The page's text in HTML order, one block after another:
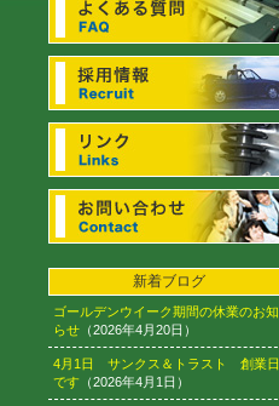
新着ブログ
ゴールデンウイーク期間の休業のお知
らせ （2026年4月20日）
4月1日 サンクス＆トラスト 創業日
です （2026年4月1日）